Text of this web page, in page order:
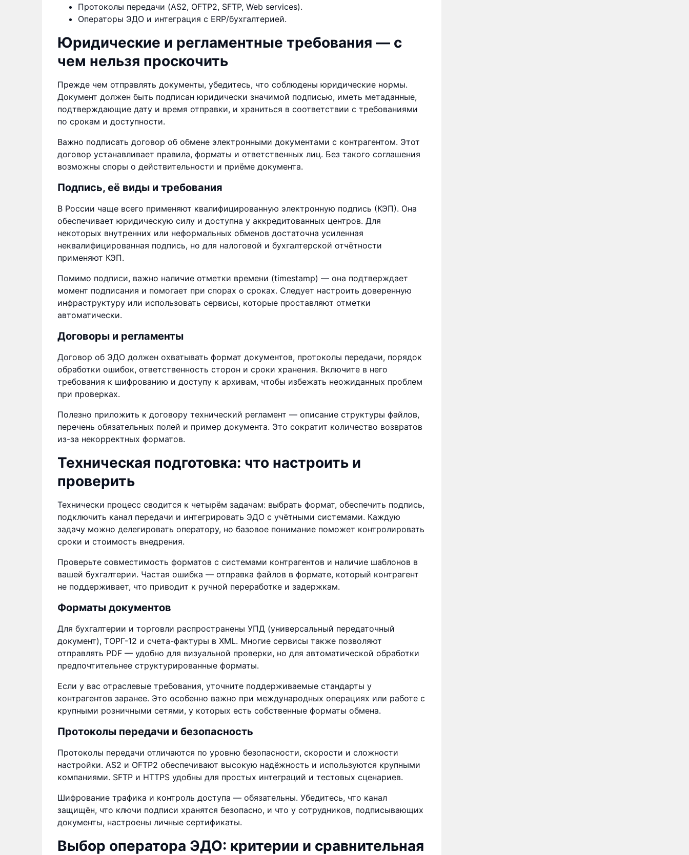
Протоколы передачи (AS2, OFTP2, SFTP, Web services).
Операторы ЭДО и интеграция с ERP/бухгалтерией.
Юридические и регламентные требования — с
чем нельзя проскочить
Прежде чем отправлять документы, убедитесь, что соблюдены юридические нормы.
Документ должен быть подписан юридически значимой подписью, иметь метаданные,
подтверждающие дату и время отправки, и храниться в соответствии с требованиями
по срокам и доступности.
Важно подписать договор об обмене электронными документами с контрагентом. Этот
договор устанавливает правила, форматы и ответственных лиц. Без такого соглашения
возможны споры о действительности и приёме документа.
Подпись, её виды и требования
В России чаще всего применяют квалифицированную электронную подпись (КЭП). Она
обеспечивает юридическую силу и доступна у аккредитованных центров. Для
некоторых внутренних или неформальных обменов достаточна усиленная
неквалифицированная подпись, но для налоговой и бухгалтерской отчётности
применяют КЭП.
Помимо подписи, важно наличие отметки времени (timestamp) — она подтверждает
момент подписания и помогает при спорах о сроках. Следует настроить доверенную
инфраструктуру или использовать сервисы, которые проставляют отметки
автоматически.
Договоры и регламенты
Договор об ЭДО должен охватывать формат документов, протоколы передачи, порядок
обработки ошибок, ответственность сторон и сроки хранения. Включите в него
требования к шифрованию и доступу к архивам, чтобы избежать неожиданных проблем
при проверках.
Полезно приложить к договору технический регламент — описание структуры файлов,
перечень обязательных полей и пример документа. Это сократит количество возвратов
из-за некорректных форматов.
Техническая подготовка: что настроить и
проверить
Технически процесс сводится к четырём задачам: выбрать формат, обеспечить подпись,
подключить канал передачи и интегрировать ЭДО с учётными системами. Каждую
задачу можно делегировать оператору, но базовое понимание поможет контролировать
сроки и стоимость внедрения.
Проверьте совместимость форматов с системами контрагентов и наличие шаблонов в
вашей бухгалтерии. Частая ошибка — отправка файлов в формате, который контрагент
не поддерживает, что приводит к ручной переработке и задержкам.
Форматы документов
Для бухгалтерии и торговли распространены УПД (универсальный передаточный
документ), ТОРГ-12 и счета-фактуры в XML. Многие сервисы также позволяют
отправлять PDF — удобно для визуальной проверки, но для автоматической обработки
предпочтительнее структурированные форматы.
Если у вас отраслевые требования, уточните поддерживаемые стандарты у
контрагентов заранее. Это особенно важно при международных операциях или работе с
крупными розничными сетями, у которых есть собственные форматы обмена.
Протоколы передачи и безопасность
Протоколы передачи отличаются по уровню безопасности, скорости и сложности
настройки. AS2 и OFTP2 обеспечивают высокую надёжность и используются крупными
компаниями. SFTP и HTTPS удобны для простых интеграций и тестовых сценариев.
Шифрование трафика и контроль доступа — обязательны. Убедитесь, что канал
защищён, что ключи подписи хранятся безопасно, и что у сотрудников, подписывающих
документы, настроены личные сертификаты.
Выбор оператора ЭДО: критерии и сравнительная